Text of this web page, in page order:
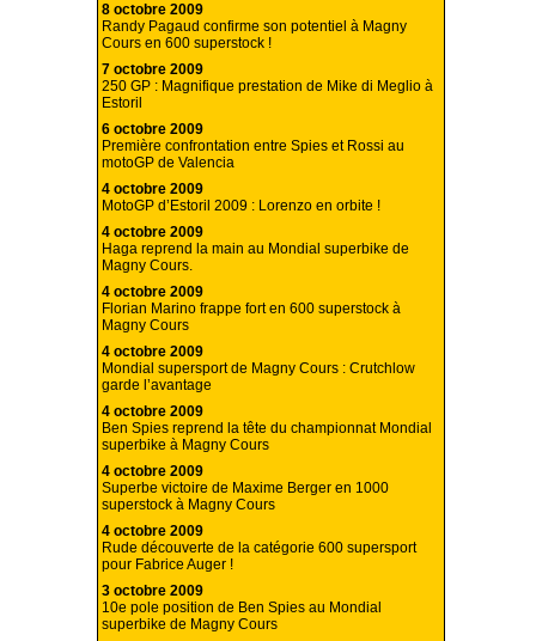
8 octobre 2009
Randy Pagaud confirme son potentiel à Magny
Cours en 600 superstock !
7 octobre 2009
250 GP : Magnifique prestation de Mike di Meglio à
Estoril
6 octobre 2009
Première confrontation entre Spies et Rossi au
motoGP de Valencia
4 octobre 2009
MotoGP d’Estoril 2009 : Lorenzo en orbite !
4 octobre 2009
Haga reprend la main au Mondial superbike de
Magny Cours.
4 octobre 2009
Florian Marino frappe fort en 600 superstock à
Magny Cours
4 octobre 2009
Mondial supersport de Magny Cours : Crutchlow
garde l’avantage
4 octobre 2009
Ben Spies reprend la tête du championnat Mondial
superbike à Magny Cours
4 octobre 2009
Superbe victoire de Maxime Berger en 1000
superstock à Magny Cours
4 octobre 2009
Rude découverte de la catégorie 600 supersport
pour Fabrice Auger !
3 octobre 2009
10e pole position de Ben Spies au Mondial
superbike de Magny Cours